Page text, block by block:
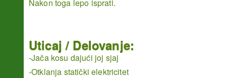
Nakon toga lepo isprati.
Uticaj / Delovanje:
-Jača kosu dajući joj sjaj
-Otklanja statički elektricitet